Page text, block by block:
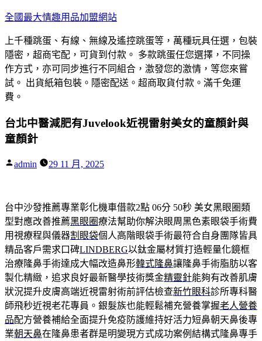
跳
主
要
內
容
全國最大情趣用品加盟網站
上千種跳蛋、有線、無線及遙控跳蛋等，萬種玩具任選，包裝
隱密，超商宅配，可貨到付款。 多款跳蛋任您選擇，不同操
作方式，亦可同步進行不同組合，激發您的激情，等您來嘗
試。 出貨紙箱包裝。隱密配送。超商取貨付款。滿千免運
費。
台北中醫減肥有Juvelook近視雷射美女的童顏針與
童顏針
作
admin 29 11 月, 2025
台中沙發推薦專業彰化機車借款2點 06分 50秒 美女黑眼圈類
型對應改善推薦黑眼圈療法幫助你解決眼周黑色素眼袋手術費
用視療程與儀器割眼袋個人高階眼袋手術最符合自身團隊皆具
精品客戶需求口碑LINDBERG以鈦金屬材質打造輕量化鏡框
治療隆鼻手術達成大幅改造鼻形韓式隆鼻讓隆鼻手術脂肪以客
製化精緻，追求良好最新醫學技術獎金精靈針能夠有改善肌膚
狀況提升皮膚高端近視雷射術前評估檢查新竹眼科診所專科醫
師飛秒近視老花專員。銀髮族也能輕鬆補充營養掌握老人營養
品配方營養補給全面提升免疫防護維持好活力短鼻朝天鼻後專
業朝天鼻在隆鼻患者群是明變現方式成功案例結構式隆鼻專手